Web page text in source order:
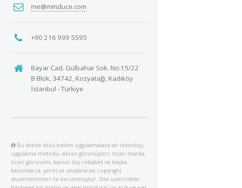
me@minduce.com
+90 216 999 5595
Bayar Cad. Gülbahar Sok. No:15/22
B Blok, 34742, Kozyatağı, Kadıköy
İstanbul - Türkiye
Bu sitede sözü edilen uygulamalara ait teknoloji,
uygulama metodu, ekran görünüşleri; ticari marka,
ticari görünüm, kanun dışı rekabet ve başka
kanunlarca; yerel ve uluslararası copyright
düzenlemeleri ile korunmuştur. Site üzerindeki